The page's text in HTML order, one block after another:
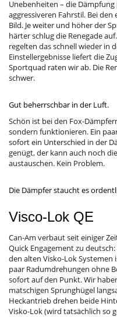
Unebenheiten – die
aggressiveren Fahrstil. Bei
Bild. Je weiter und höher der
härter schlug die Renegade
regelten das schnell wieder in
Einstellergebnisse liefert die
Sportquad raten wir ab. Die
schwer.
Gut beherrschbar in der Luft.
Schön ist bei den Fox-
sondern funktionieren. Ein
sofort ein Unterschied in der
genügt, der kann auch noch
austauschen. Kein Problem.
Die Dämpfer staucht es
Visco-Lok QE
Can-Am verbaut seit einiger
Quick Engagement zu
den alten Visko-Lok
paar Radumdrehungen ohne
sofort auf den Punkt. Wir
matschigen Sprunghügel
Heckantrieb drehen beide
Visko-Lok (wird tatsächlich so